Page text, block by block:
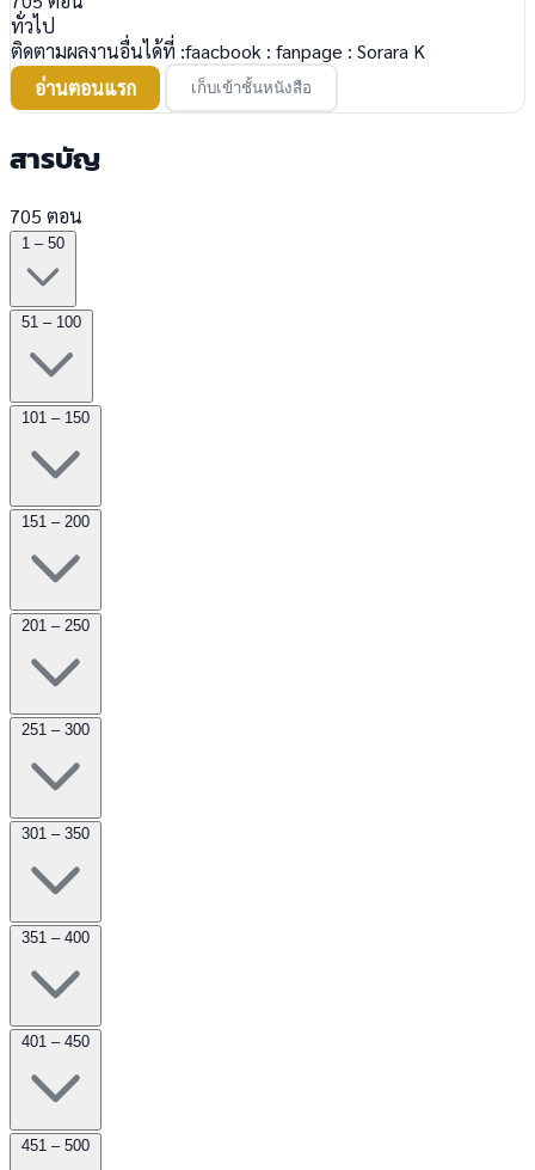
ทั่วไป
ติดตามผลงานอื่นได้ที่ :faacbook : fanpage : Sorara K
อ่านตอนแรก
เก็บเข้าชั้นหนังสือ
สารบัญ
705 ตอน
1 – 50
51 – 100
101 – 150
151 – 200
201 – 250
251 – 300
301 – 350
351 – 400
401 – 450
451 – 500